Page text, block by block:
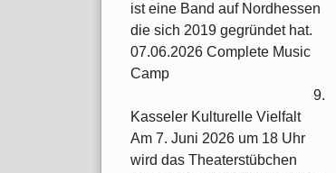
ist eine Band auf Nordhessen
die sich 2019 gegründet hat.
07.06.2026 Complete Music
Camp
9.
Kasseler Kulturelle Vielfalt
Am 7. Juni 2026 um 18 Uhr
wird das Theaterstübchen